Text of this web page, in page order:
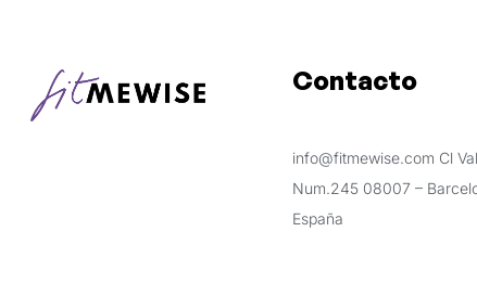
Contacto
info@fitmewise.com Cl
Num.245 08007 –
España